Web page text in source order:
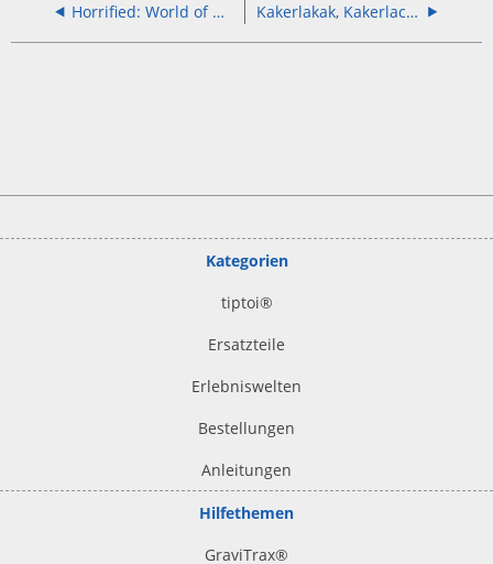
Horrified: World of Monsters Kakerlakak, Kakerlacula und Kakerlaloop
Kategorien
tiptoi®
Ersatzteile
Erlebniswelten
Bestellungen
Anleitungen
Hilfethemen
GraviTrax®